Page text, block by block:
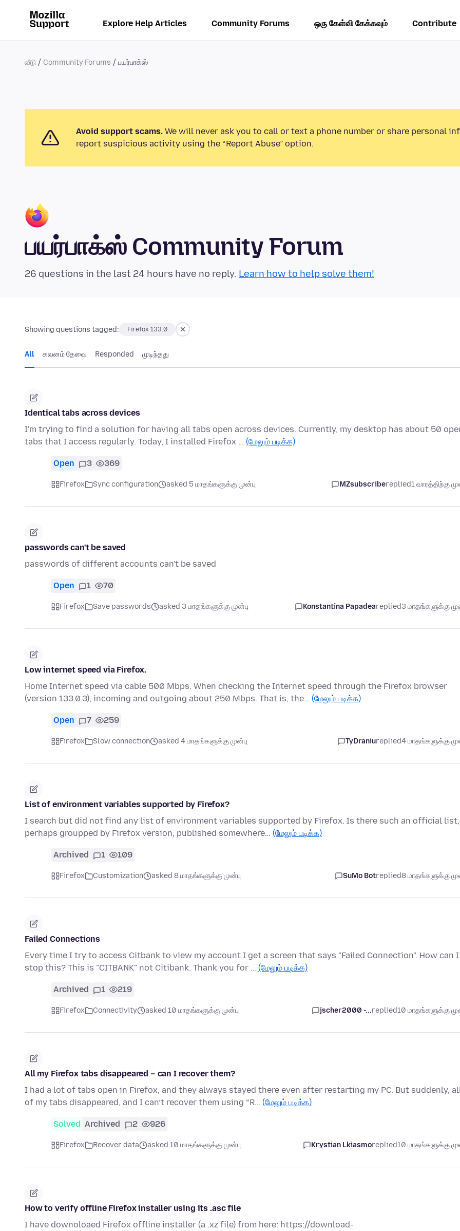
Explore Help Articles Community Forums ஒரு கேள்வி கேக்கவும் Contribute
வீடு Community Forums பயர்பாக்ஸ்
Avoid support scams. We will never ask you to call or text a phone number or share personal
report suspicious activity using the “Report Abuse” option.
பயர்பாக்ஸ் Community Forum
26 questions in the last 24 hours have no reply. Learn how to help solve them!
Showing questions tagged: Firefox 133.0
All கவனம் தேவை Responded முடிந்தது
Identical tabs across devices
I'm trying to find a solution for having all tabs open across devices. Currently, my desktop has about 50
tabs that I access regularly. Today, I installed Firefox … (மேலும் படிக்க)
Open 3 369
Firefox Sync configuration asked 5 மாதங்களுக்கு முன்பு MZsubscribereplied1 வாரத்திற்கு
passwords can't be saved
passwords of different accounts can't be saved
Open 1 70
Firefox Save passwords asked 3 மாதங்களுக்கு முன்பு Konstantina Papadeareplied3 மாதங்களுக்கு
Low internet speed via Firefox.
Home Internet speed via cable 500 Mbps. When checking the Internet speed through the Firefox browser
(version 133.0.3), incoming and outgoing about 250 Mbps. That is, the… (மேலும் படிக்க)
Open 7 259
Firefox Slow connection asked 4 மாதங்களுக்கு முன்பு TyDraniureplied4 மாதங்களுக்கு
List of environment variables supported by Firefox?
I search but did not find any list of environment variables supported by Firefox. Is there such an official list,
perhaps groupped by Firefox version, published somewhere… (மேலும் படிக்க)
Archived 1 109
Firefox Customization asked 8 மாதங்களுக்கு முன்பு SuMo Botreplied8 மாதங்களுக்கு
Failed Connections
Every time I try to access Citbank to view my account I get a screen that says "Failed Connection". How can I
stop this? This is "CITBANK" not Citibank. Thank you for … (மேலும் படிக்க)
Archived 1 219
Firefox Connectivity asked 10 மாதங்களுக்கு முன்பு jscher2000 -...replied10 மாதங்களுக்கு
All my Firefox tabs disappeared – can I recover them?
I had a lot of tabs open in Firefox, and they always stayed there even after restarting my PC. But suddenly,
of my tabs disappeared, and I can’t recover them using “R… (மேலும் படிக்க)
Solved Archived 2 926
Firefox Recover data asked 10 மாதங்களுக்கு முன்பு Krystian Lkiasmoreplied10 மாதங்களுக்கு
How to verify offline Firefox installer using its .asc file
I have downoloaed Firefox offline installer (a .xz file) from here: https://download-